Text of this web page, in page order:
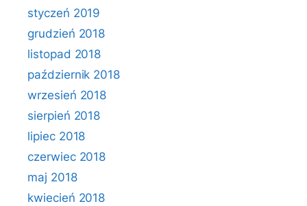
styczeń 2019
grudzień 2018
listopad 2018
październik 2018
wrzesień 2018
sierpień 2018
lipiec 2018
czerwiec 2018
maj 2018
kwiecień 2018